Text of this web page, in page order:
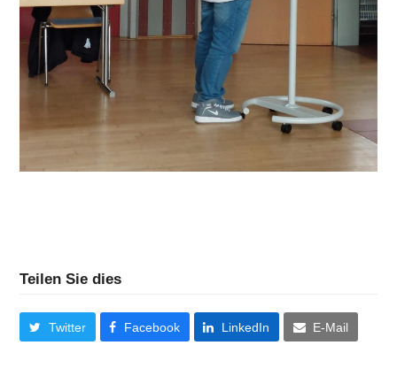
Teilen Sie dies
Twitter Facebook LinkedIn E-Mail